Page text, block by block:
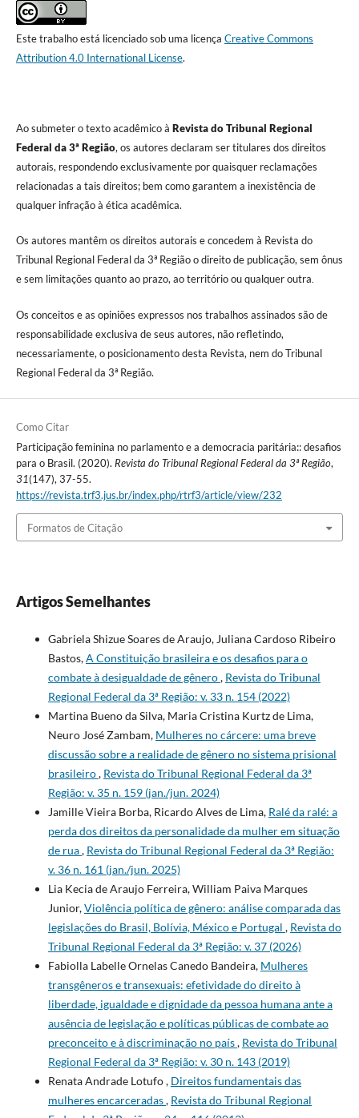
Este trabalho está licenciado sob uma licença Creative Commons
Attribution 4.0 International License.
Ao submeter o texto acadêmico à Revista do Tribunal Regional
Federal da 3ª Região, os autores declaram ser titulares dos direitos
autorais, respondendo exclusivamente por quaisquer reclamações
relacionadas a tais direitos; bem como garantem a inexistência de
qualquer infração à ética acadêmica.
Os autores mantêm os direitos autorais e concedem à Revista do
Tribunal Regional Federal da 3ª Região o direito de publicação, sem ônus
e sem limitações quanto ao prazo, ao território ou qualquer outra.
Os conceitos e as opiniões expressos nos trabalhos assinados são de
responsabilidade exclusiva de seus autores, não refletindo,
necessariamente, o posicionamento desta Revista, nem do Tribunal
Regional Federal da 3ª Região.
Como Citar
Participação feminina no parlamento e a democracia paritária:: desafios
para o Brasil. (2020). Revista do Tribunal Regional Federal da 3ª Região,
31(147), 37-55.
https://revista.trf3.jus.br/index.php/rtrf3/article/view/232
Formatos de Citação
Artigos Semelhantes
Gabriela Shizue Soares de Araujo, Juliana Cardoso Ribeiro
Bastos,A Constituição brasileira e os desafios para o
combate à desigualdade de gênero, Revista do Tribunal
Regional Federal da 3ª Região: v. 33 n. 154 (2022)
Martina Bueno da Silva, Maria Cristina Kurtz de Lima,
Neuro José Zambam, Mulheres no cárcere: uma breve
discussão sobre a realidade de gênero no sistema prisional
brasileiro, Revista do Tribunal Regional Federal da 3ª
Região: v. 35 n. 159 (jan./jun. 2024)
Jamille Vieira Borba, Ricardo Alves de Lima, Ralé da ralé: a
perda dos direitos da personalidade da mulher em situação
de rua, Revista do Tribunal Regional Federal da 3ª Região:
v. 36 n. 161 (jan./jun. 2025)
Lia Kecia de Araujo Ferreira, William Paiva Marques
Junior,Violência política de gênero: análise comparada das
legislações do Brasil, Bolívia, México e Portugal , Revista do
Tribunal Regional Federal da 3ª Região: v. 37 (2026)
Fabiolla Labelle Ornelas Canedo Bandeira, Mulheres
transgêneros e transexuais: efetividade do direito à
liberdade, igualdade e dignidade da pessoa humana ante a
ausência de legislação e políticas públicas de combate ao
preconceito e à discriminação no país, Revista do Tribunal
Regional Federal da 3ª Região: v. 30 n. 143 (2019)
Renata Andrade Lotufo , Direitos fundamentais das
mulheres encarceradas, Revista do Tribunal Regional